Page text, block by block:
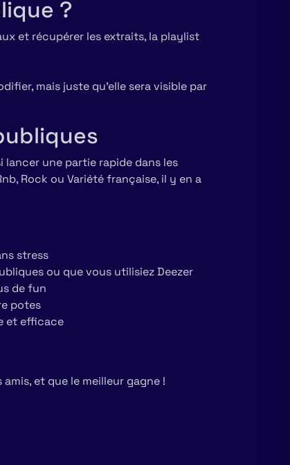
?
et récupérer les extraits, la playlist
mais juste qu’elle sera visible par
lancer une partie rapide dans les
Rock ou Variété française, il y en a
stress
ou que vous utilisiez Deezer
de fun
potes
et efficace
et que le meilleur gagne !